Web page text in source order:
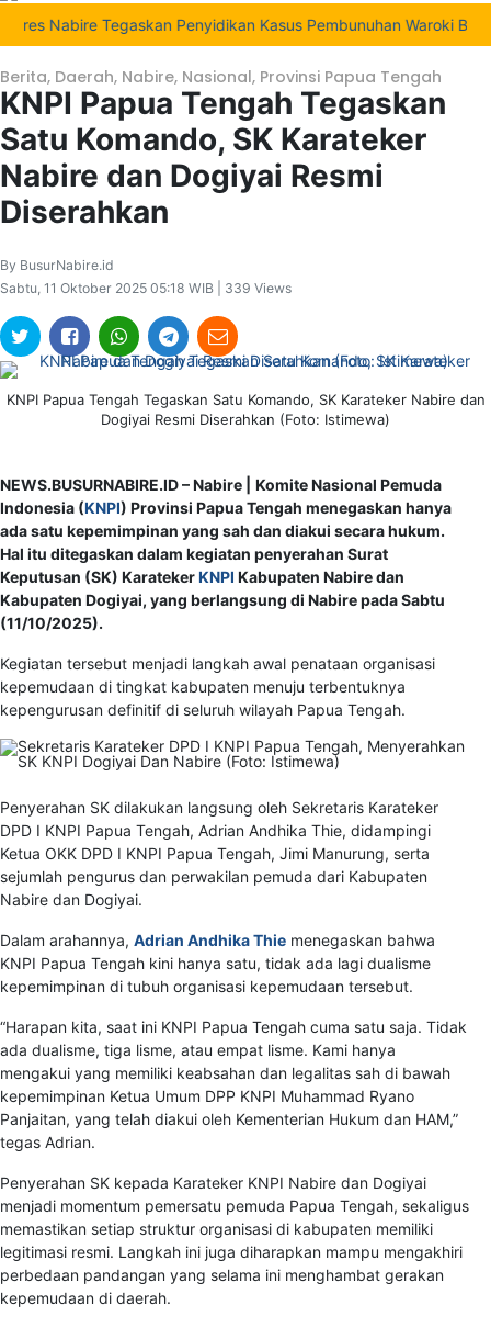
Nabire Tegaskan Penyidikan Kasus Pembunuhan Waroki Berjalan
Berita, Daerah, Nabire, Nasional, Provinsi Papua Tengah
KNPI Papua Tengah Tegaskan
Satu Komando, SK Karateker
Nabire dan Dogiyai Resmi
Diserahkan
By BusurNabire.id
Sabtu, 11 Oktober 2025 05:18 WIB | 339 Views
KNPI Papua Tengah Tegaskan Satu Komando, SK Karateker Nabire dan
Dogiyai Resmi Diserahkan (Foto: Istimewa)
NEWS.BUSURNABIRE.ID – Nabire |
Komite Nasional Pemuda
Indonesia (KNPI) Provinsi Papua Tengah menegaskan hanya
ada satu kepemimpinan yang sah dan diakui secara hukum.
Hal itu ditegaskan dalam kegiatan penyerahan Surat
Keputusan (SK) KaratekerKNPI Kabupaten Nabire dan
Kabupaten Dogiyai, yang berlangsung di Nabire pada Sabtu
(11/10/2025).
Kegiatan tersebut menjadi langkah awal penataan organisasi
kepemudaan di tingkat kabupaten menuju terbentuknya
kepengurusan definitif di seluruh wilayah Papua Tengah.
Penyerahan SK dilakukan langsung oleh Sekretaris Karateker
DPD I KNPI Papua Tengah, Adrian Andhika Thie, didampingi
Ketua OKK DPD I KNPI Papua Tengah, Jimi Manurung, serta
sejumlah pengurus dan perwakilan pemuda dari Kabupaten
Nabire dan Dogiyai.
Dalam arahannya, Adrian Andhika Thie menegaskan bahwa
KNPI Papua Tengah kini hanya satu, tidak ada lagi dualisme
kepemimpinan di tubuh organisasi kepemudaan tersebut.
“Harapan kita, saat ini KNPI Papua Tengah cuma satu saja. Tidak
ada dualisme, tiga lisme, atau empat lisme. Kami hanya
mengakui yang memiliki keabsahan dan legalitas sah di bawah
kepemimpinan Ketua Umum DPP KNPI Muhammad Ryano
Panjaitan, yang telah diakui oleh Kementerian Hukum dan HAM,”
tegas Adrian.
Penyerahan SK kepada Karateker KNPI Nabire dan Dogiyai
menjadi momentum pemersatu pemuda Papua Tengah, sekaligus
memastikan setiap struktur organisasi di kabupaten memiliki
legitimasi resmi. Langkah ini juga diharapkan mampu mengakhiri
perbedaan pandangan yang selama ini menghambat gerakan
kepemudaan di daerah.